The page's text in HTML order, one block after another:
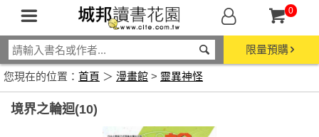
0
限量預購
您現在的位置： 首頁 ＞ 漫畫館 > 靈異神怪
境界之輪迴(10)